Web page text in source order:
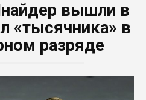
вышли в
«тысячника» в
разряде